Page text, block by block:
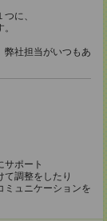
に、
弊社担当がいつもあ
サポート
て調整をしたり
ュニケーションを